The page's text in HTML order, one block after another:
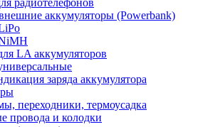
радиотелефонов
аккумуляторы (Powerbank)
LA аккумуляторов
заряда аккумулятора
переходники, термоусадка
провода и колодки